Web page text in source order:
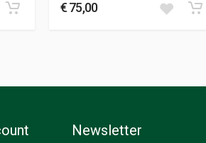
€ 75,00
Newsletter